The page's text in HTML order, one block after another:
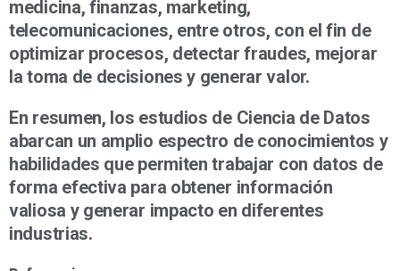
medicina, finanzas, marketing,
telecomunicaciones, entre otros, con el fin de
optimizar procesos, detectar fraudes, mejorar
la toma de decisiones y generar valor.
En resumen, los estudios de Ciencia de Datos
abarcan un amplio espectro de conocimientos y
habilidades que permiten trabajar con datos de
forma efectiva para obtener información
valiosa y generar impacto en diferentes
industrias.